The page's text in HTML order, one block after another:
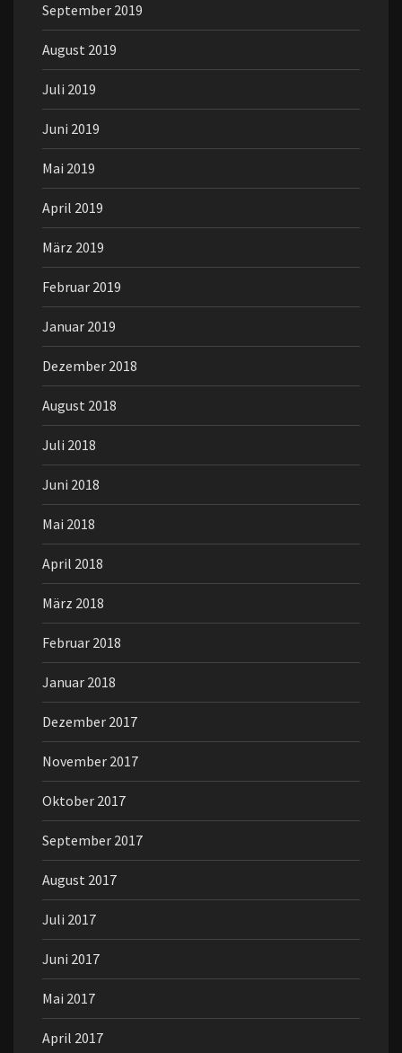
September 2019
August 2019
Juli 2019
Juni 2019
Mai 2019
April 2019
März 2019
Februar 2019
Januar 2019
Dezember 2018
August 2018
Juli 2018
Juni 2018
Mai 2018
April 2018
März 2018
Februar 2018
Januar 2018
Dezember 2017
November 2017
Oktober 2017
September 2017
August 2017
Juli 2017
Juni 2017
Mai 2017
April 2017